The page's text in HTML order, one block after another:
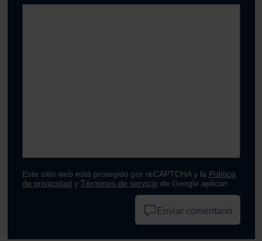
Este sitio web está protegido por reCAPTCHA y la Política
de privacidad y Términos de servicio de Google aplican.
Enviar comentario